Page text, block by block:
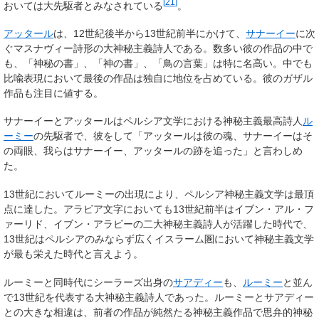
おいては大先駆者とみなされている 。
アッタールは、12世紀後半から13世紀前半にかけて、 サナーイーに次
ぐマスナヴィー詩形の大神秘主義詩人である。数多い彼の作品の中で
も、「神秘の書」、「神の書」、「鳥の言葉」は特に名高い。中でも
比喩表現において最後の作品は独自に地位を占めている。彼のガザル
作品も注目に値する。
サナーイーとアッタールはペルシア文学における神秘主義最高詩人ル
ーミーの先駆者で、彼をして「アッタールは彼の魂、サナーイーはそ
の両眼、我らはサナーイー、アッタールの跡を追った」と言わしめ
た。
13世紀においてルーミーの出現により、ペルシア神秘主義文学は最頂
点に達した。アラビア文字においても13世紀前半はイブン・アル・フ
ァーリド、イブン・アラビーの二大神秘主義詩人が活躍した時代で、
13世紀はペルシアのみならず広くイスラーム圏において神秘主義文学
が最も栄えた時代と言えよう。
ルーミーと同時代にシーラーズ出身のサアディーも、 ルーミーと並ん
で13世紀を代表する大神秘主義詩人であった。ルーミーとサアディー
との大きな相違は、前者の作品が純然たる神秘主義作品で思弁的神秘